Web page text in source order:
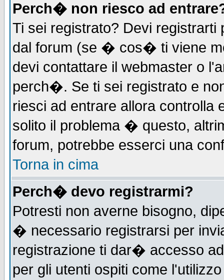
Perch� non riesco ad
Ti sei registrato? Devi registrarti
dal forum (se � cos� ti viene
devi contattare il webmaster o
perch�. Se ti sei registrato e
riesci ad entrare allora controlla
solito il problema � questo,
forum, potrebbe esserci una
Torna in cima
Perch� devo registrarmi?
Potresti non averne bisogno,
� necessario registrarsi per
registrazione ti dar� accesso
per gli utenti ospiti come